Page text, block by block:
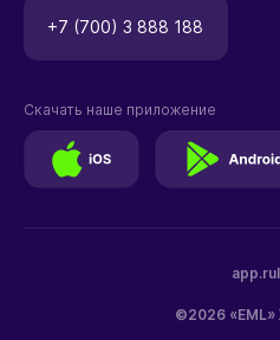
+7 (700) 3 888 188
©2026
Скачать наше приложение